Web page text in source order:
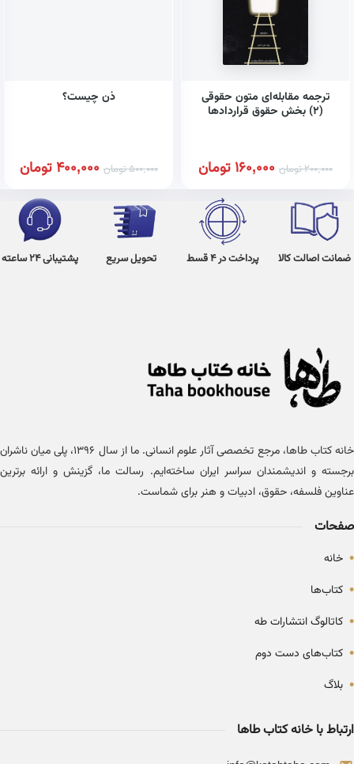
ترجمه مقابله‌ای متون حقوقی
(۲) بخش حقوق قراردادها
200,000تومان 160,000تومان
ذن چیست؟
500,000تومان 400,000تومان
ضمانت اصالت کالا پرداخت در 4 قسط تحویل سریع پشتیبانی 24 ساعته
خانه کتاب طاها، مرجع تخصصی آثار علوم انسانی. ما از سال ۱۳۹۶، پلی میان ناشران
برجسته و اندیشمندان سراسر ایران ساخته‌ایم. رسالت ما، گزینش و ارائه برترین
عناوین فلسفه، حقوق، ادبیات و هنر برای شماست.
صفحات
• خانه
• کتاب‌ها
• کاتالوگ انتشارات طه
• کتاب‌های دست دوم
• بلاگ
ارتباط با خانه کتاب طاها